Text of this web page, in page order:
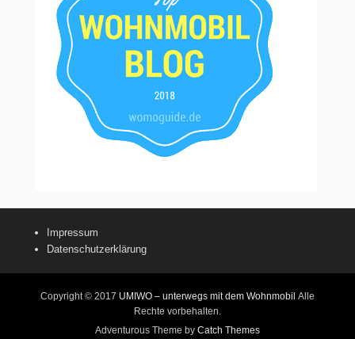
Impressum
Datenschutzerklärung
Copyright © 2017 UMIWO – unterwegs mit dem Wohnmobil Alle
Rechte vorbehalten.
Adventurous Theme by Catch Themes